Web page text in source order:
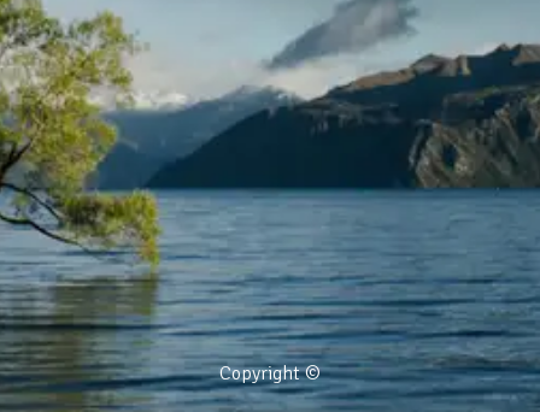
Copyright ©